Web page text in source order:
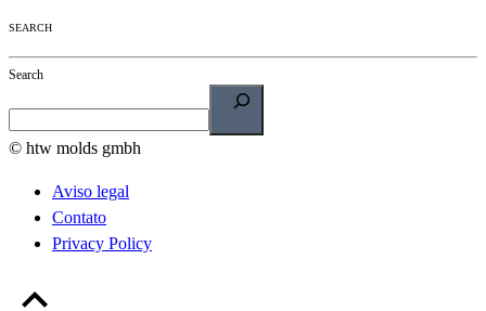
SEARCH
Search
© htw molds gmbh
Aviso legal
Contato
Privacy Policy